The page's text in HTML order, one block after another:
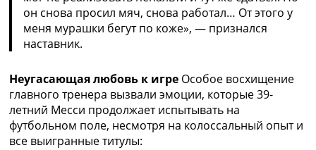
Англия. Премьер-Лига
Испания. Ла Лига
Все таблицы >>>
Рейтинги
Рейтинг клубов УЕФА
Рейтинг ФИФА
ТВ программа
он снова просил мяч, снова работал… От этого у
меня мурашки бегут по коже», — признался
наставник.
Неугасающая любовь к игре Особое восхищение
главного тренера вызвали эмоции, которые 39-
летний Месси продолжает испытывать на
футбольном поле, несмотря на колоссальный опыт и
все выигранные титулы: